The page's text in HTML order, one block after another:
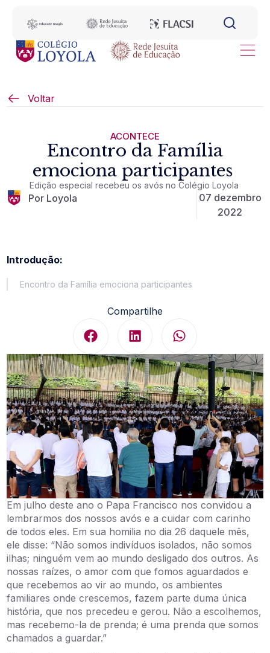
Voltar
ACONTECE
Encontro da Família
emociona participantes
Edição especial recebeu os avós no Colégio Loyola
Por Loyola
07 dezembro
2022
Introdução:
Encontro da Família emociona participantes
Compartilhe
Em julho deste ano o Papa Francisco nos convidou a
lembrarmos dos nossos avós e a cuidar com carinho
de todos eles. Em sua homilia no dia 26 daquele mês,
ele disse: “Não somos indivíduos isolados, não somos
ilhas; ninguém vem ao mundo desligado dos outros. As
nossas raízes, o amor com que fomos aguardados e
que recebemos ao vir ao mundo, os ambientes
familiares onde crescemos, fazem parte duma única
história, que nos precedeu e gerou. Não a escolhemos,
mas recebemo-la de prenda; é uma prenda que somos
chamados a guardar.”